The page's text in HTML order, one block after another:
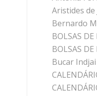
Aristides
Bernardo
BOLSAS
BOLSAS
Bucar Indjai